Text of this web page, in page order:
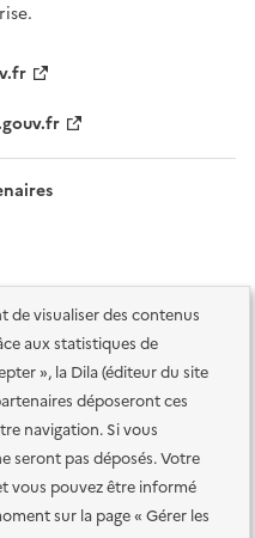
de visualiser des contenus
aux statistiques de
», la Dila (éditeur du site
déposeront ces
navigation. Si vous
seront pas déposés. Votre
vous pouvez être informé
sur la page « Gérer les
conforme
Accessibilité des
personnelles et sécurité
des cookies